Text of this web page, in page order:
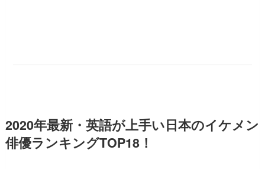
2020年最新・英語が上手い日本のイケメン
俳優ランキングTOP18！